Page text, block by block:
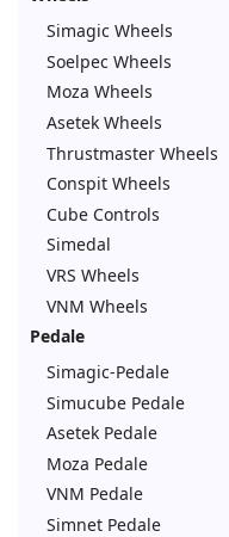
Simagic Wheels
Soelpec Wheels
Moza Wheels
Asetek Wheels
Thrustmaster Wheels
Conspit Wheels
Cube Controls
Simedal
VRS Wheels
VNM Wheels
Pedale
Simagic-Pedale
Simucube Pedale
Asetek Pedale
Moza Pedale
VNM Pedale
Simnet Pedale